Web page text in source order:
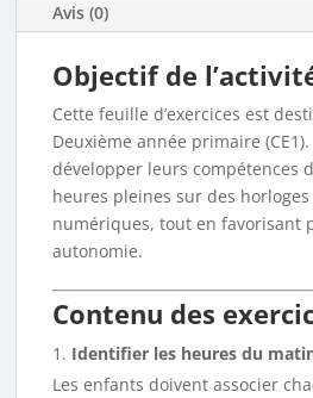
Avis (0)
Objectif de
Cette feuille d’exercices est
Deuxième année primaire
développer leurs compétences
heures pleines sur des
numériques, tout en favorisant
autonomie.
Contenu des
Identifier les heures du
Les enfants doivent associer